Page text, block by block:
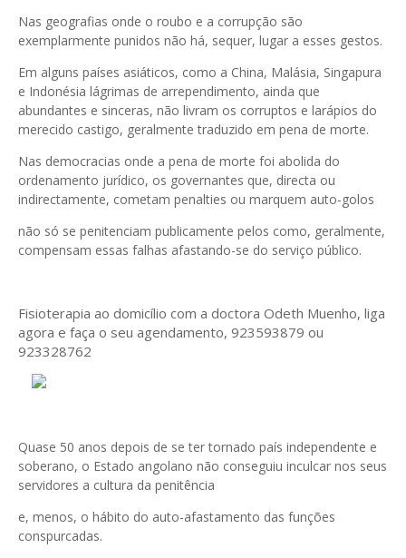
Nas geografias onde o roubo e a corrupção são
exemplarmente punidos não há, sequer, lugar a esses gestos.
Em alguns países asiáticos, como a China, Malásia, Singapura
e Indonésia lágrimas de arrependimento, ainda que
abundantes e sinceras, não livram os corruptos e larápios do
merecido castigo, geralmente traduzido em pena de morte.
Nas democracias onde a pena de morte foi abolida do
ordenamento jurídico, os governantes que, directa ou
indirectamente, cometam penalties ou marquem auto-golos
não só se penitenciam publicamente pelos como, geralmente,
compensam essas falhas afastando-se do serviço público.
Fisioterapia ao domicílio com a doctora Odeth Muenho, liga
agora e faça o seu agendamento, 923593879 ou
923328762
Quase 50 anos depois de se ter tornado país independente e
soberano, o Estado angolano não conseguiu inculcar nos seus
servidores a cultura da penitência
e, menos, o hábito do auto-afastamento das funções
conspurcadas.